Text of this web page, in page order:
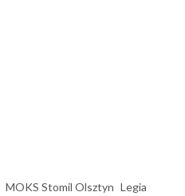
MOKS Stomil Olsztyn Legia